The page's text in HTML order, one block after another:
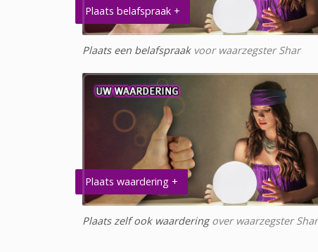
Plaats belafspraak +
Plaats een belafspraakvoor waarzegster Shar
Plaats waardering +
Plaats zelf ook waarderingover waarzegster Shar